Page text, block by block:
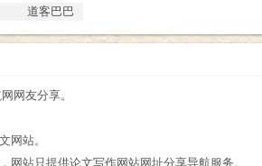
道客巴巴
网友分享。
网站。
站只提供论文写作网站网址分享导航服务。